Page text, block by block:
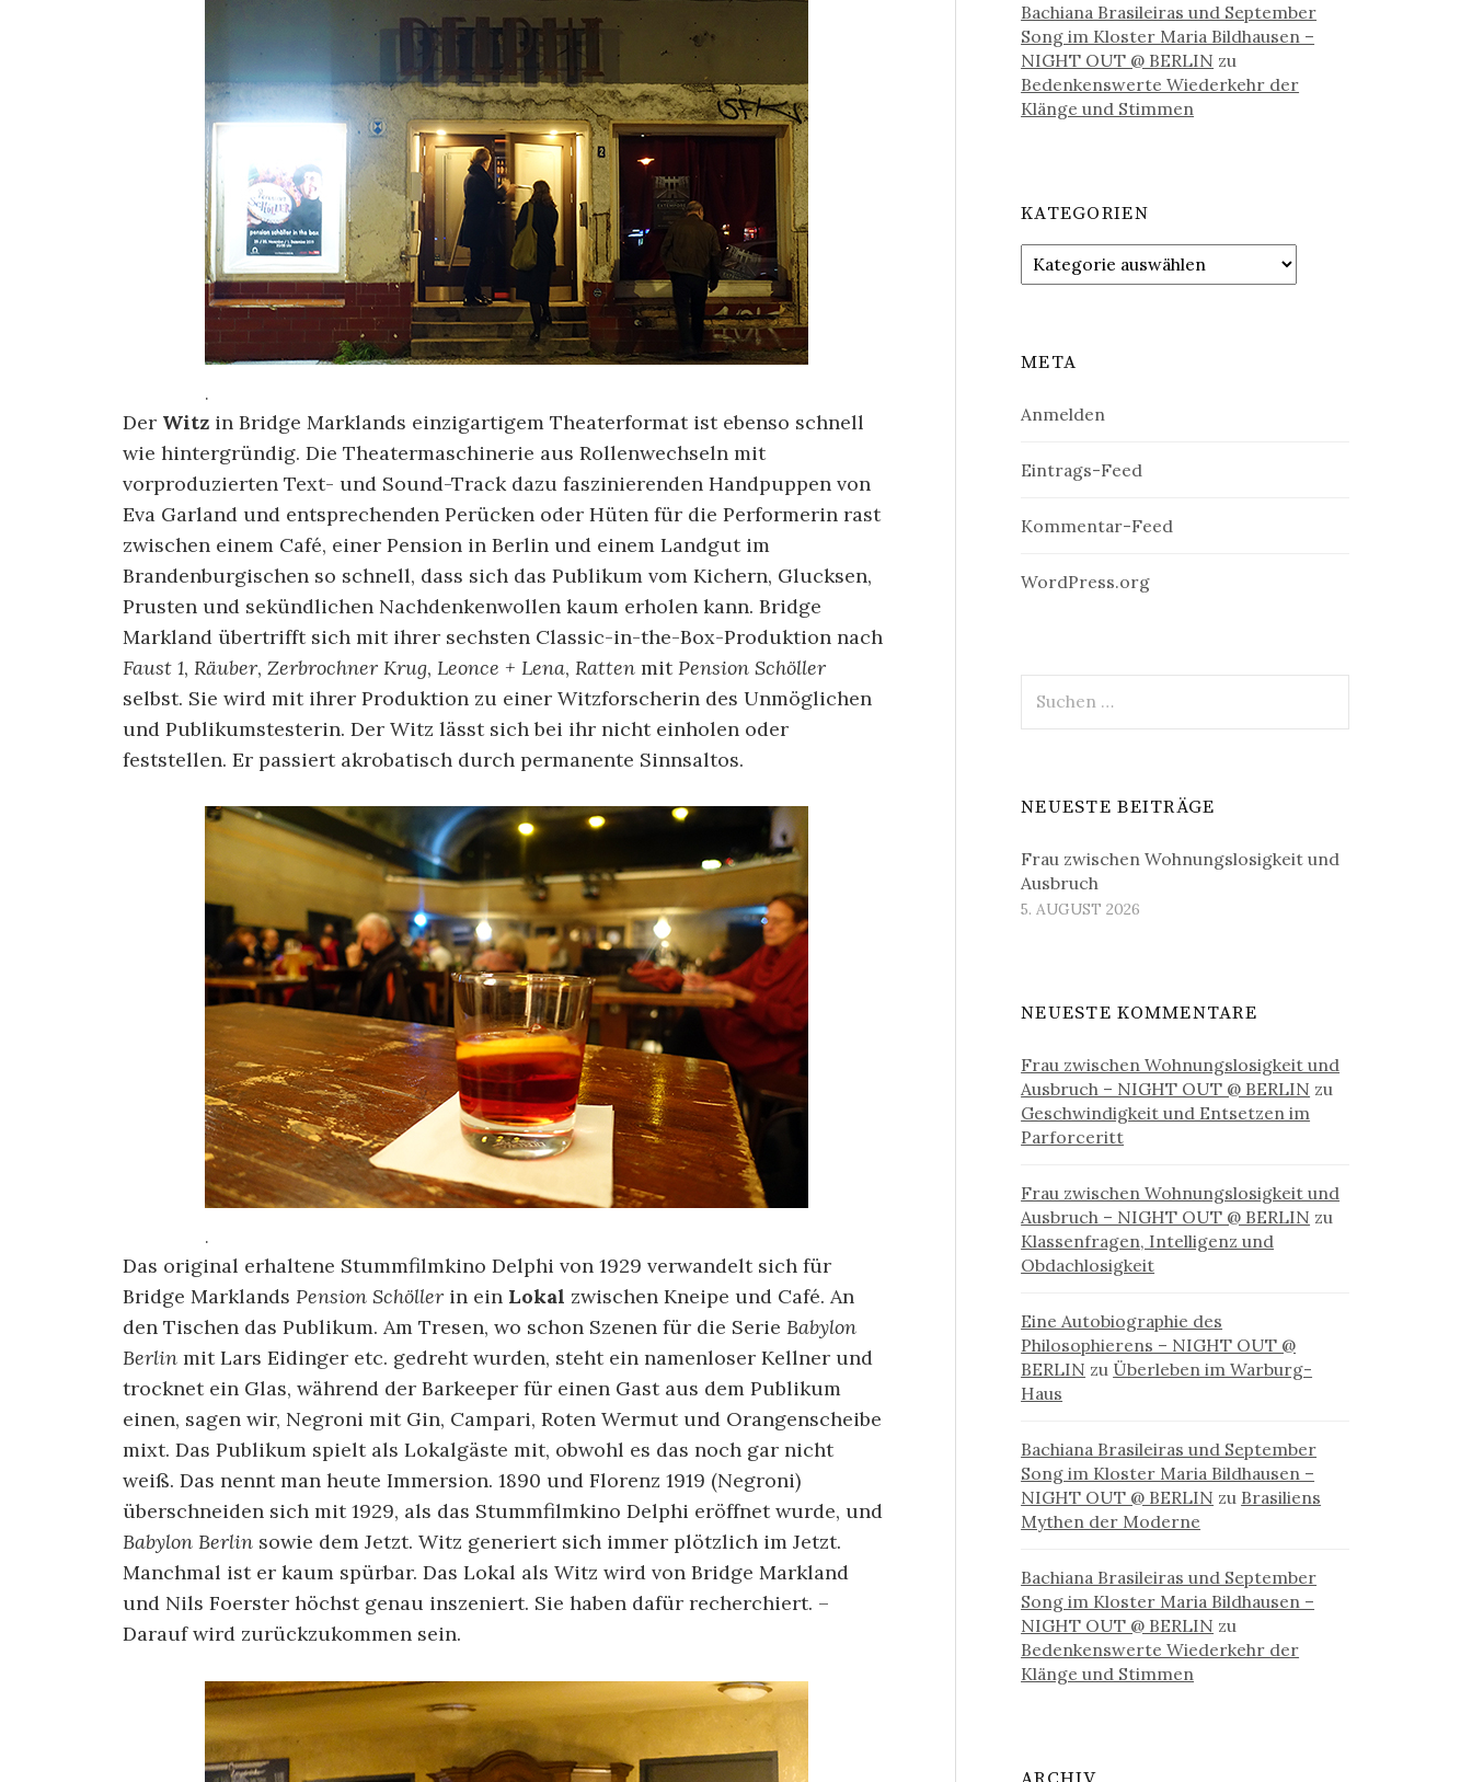
.
Der Witz in Bridge Marklands einzigartigem Theaterformat ist ebenso schnell
wie hintergründig. Die Theatermaschinerie aus Rollenwechseln mit
vorproduzierten Text- und Sound-Track dazu faszinierenden Handpuppen von
Eva Garland und entsprechenden Perücken oder Hüten für die Performerin rast
zwischen einem Café, einer Pension in Berlin und einem Landgut im
Brandenburgischen so schnell, dass sich das Publikum vom Kichern, Glucksen,
Prusten und sekündlichen Nachdenkenwollen kaum erholen kann. Bridge
Markland übertrifft sich mit ihrer sechsten Classic-in-the-Box-Produktion nach
Faust 1, Räuber, Zerbrochner Krug, Leonce + Lena, Ratten mit Pension Schöller
selbst. Sie wird mit ihrer Produktion zu einer Witzforscherin des Unmöglichen
und Publikumstesterin. Der Witz lässt sich bei ihr nicht einholen oder
feststellen. Er passiert akrobatisch durch permanente Sinnsaltos.
.
Das original erhaltene Stummfilmkino Delphi von 1929 verwandelt sich für
Bridge Marklands Pension Schöller in ein Lokal zwischen Kneipe und Café. An
den Tischen das Publikum. Am Tresen, wo schon Szenen für die Serie Babylon
Berlin mit Lars Eidinger etc. gedreht wurden, steht ein namenloser Kellner und
trocknet ein Glas, während der Barkeeper für einen Gast aus dem Publikum
einen, sagen wir, Negroni mit Gin, Campari, Roten Wermut und Orangenscheibe
mixt. Das Publikum spielt als Lokalgäste mit, obwohl es das noch gar nicht
weiß. Das nennt man heute Immersion. 1890 und Florenz 1919 (Negroni)
überschneiden sich mit 1929, als das Stummfilmkino Delphi eröffnet wurde, und
Babylon Berlin sowie dem Jetzt. Witz generiert sich immer plötzlich im Jetzt.
Manchmal ist er kaum spürbar. Das Lokal als Witz wird von Bridge Markland
und Nils Foerster höchst genau inszeniert. Sie haben dafür recherchiert. –
Darauf wird zurückzukommen sein.
Bachiana Brasileiras und September
Song im Kloster Maria Bildhausen –
NIGHT OUT @ BERLIN zu
Bedenkenswerte Wiederkehr der
Klänge und Stimmen
KATEGORIEN
Kategorien
META
Anmelden
Eintrags-Feed
Kommentar-Feed
WordPress.org
nach:
NEUESTE BEITRÄGE
Frau zwischen Wohnungslosigkeit und
Ausbruch
5. AUGUST 2026
NEUESTE KOMMENTARE
Frau zwischen Wohnungslosigkeit und
Ausbruch – NIGHT OUT @ BERLIN zu
Geschwindigkeit und Entsetzen im
Parforceritt
Frau zwischen Wohnungslosigkeit und
Ausbruch – NIGHT OUT @ BERLIN zu
Klassenfragen, Intelligenz und
Obdachlosigkeit
Eine Autobiographie des
Philosophierens – NIGHT OUT @
BERLIN zu Überleben im Warburg-
Haus
Bachiana Brasileiras und September
Song im Kloster Maria Bildhausen –
NIGHT OUT @ BERLIN zu Brasiliens
Mythen der Moderne
Bachiana Brasileiras und September
Song im Kloster Maria Bildhausen –
NIGHT OUT @ BERLIN zu
Bedenkenswerte Wiederkehr der
Klänge und Stimmen